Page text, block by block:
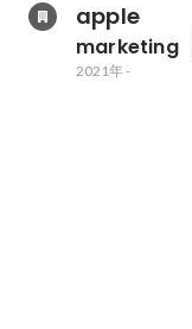
apple
marketing
2021年-